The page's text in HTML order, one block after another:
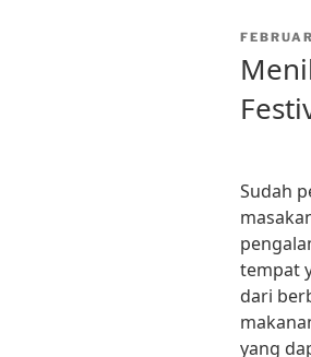
POSTED
Sudah
tempat
dari
yang